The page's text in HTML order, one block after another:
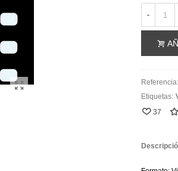
-
Referencia:
Etiquetas:
37